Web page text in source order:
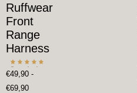
Ruffwear
Front
Range
Harness
Gewaardeerd
5.00
uit 5
€49,90 -
€69,90